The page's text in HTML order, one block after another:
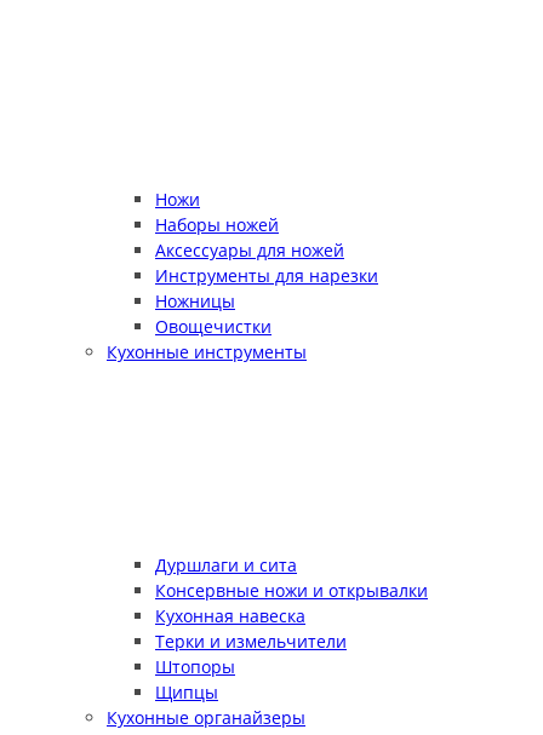
Ножи
Наборы ножей
Аксессуары для ножей
Инструменты для нарезки
Ножницы
Овощечистки
Кухонные инструменты
Дуршлаги и сита
Консервные ножи и открывалки
Кухонная навеска
Терки и измельчители
Штопоры
Щипцы
Кухонные органайзеры